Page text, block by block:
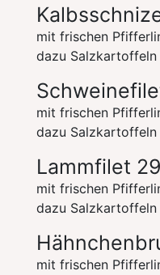
mit frischen
dazu Salzkartoffeln
mit frischen
dazu Salzkartoffeln
Lammfilet
mit frischen
dazu Salzkartoffeln
mit frischen